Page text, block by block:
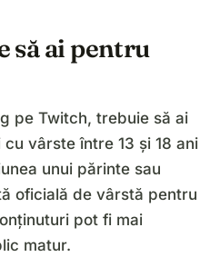
să ai pentru
pe Twitch, trebuie să ai
vârste între 13 și 18 ani
unui părinte sau
oficială de vârstă pentru
pot fi mai
matur.